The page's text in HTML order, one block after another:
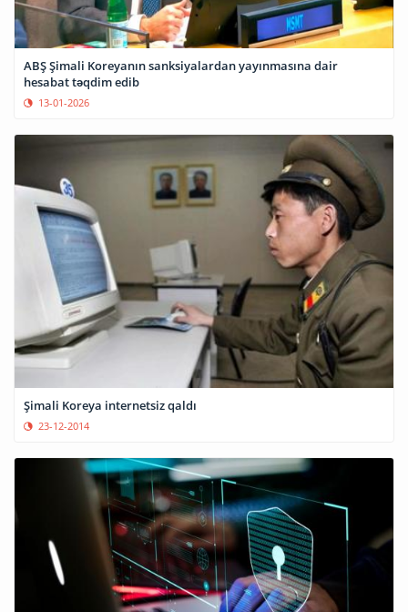
ABŞ Şimali Koreyanın sanksiyalardan yayınmasına dair
hesabat təqdim edib
13-01-2026
Şimali Koreya internetsiz qaldı
23-12-2014